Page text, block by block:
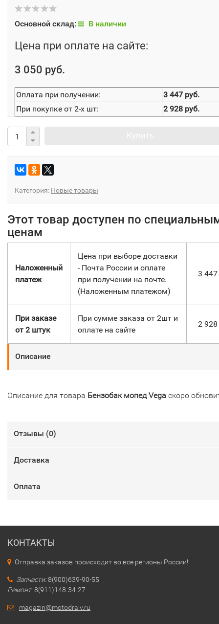
Основной склад: В наличии
Цена при оплате на сайте:
3 050 руб.
Оплата при получении:
3 447 руб.
При покупке от 2-х шт:
2 928 руб.
Категория: Новые товары
Этот товар доступен по
ценам
Наложенный
платеж
Цена при выборе доставки
- Почта России и оплате
при получении на почте.
(Наложенным платежом)
3 447
При заказе
от 2 штук
При сумме заказа от 2шт и
оплате на сайте
2 928
Описание
Описание для товара Бензобак мопед Vega скоро
Отзывы (0)
Доставка
Оплата
КОНТАКТЫ
Отправка заказов происходит во все регионы России!
Запчасти:8(900)639-90-55
Ремонт:8(911)148-34-27
magazin@motodraiv.ru